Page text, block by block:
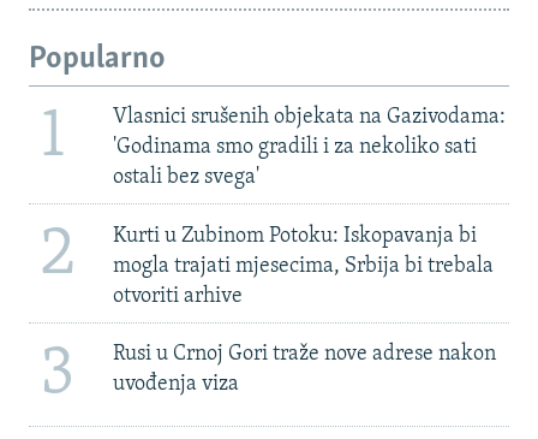
Popularno
1
Vlasnici srušenih objekata na Gazivodama:
'Godinama smo gradili i za nekoliko sati
ostali bez svega'
2
Kurti u Zubinom Potoku: Iskopavanja bi
mogla trajati mjesecima, Srbija bi trebala
otvoriti arhive
3
Rusi u Crnoj Gori traže nove adrese nakon
uvođenja viza